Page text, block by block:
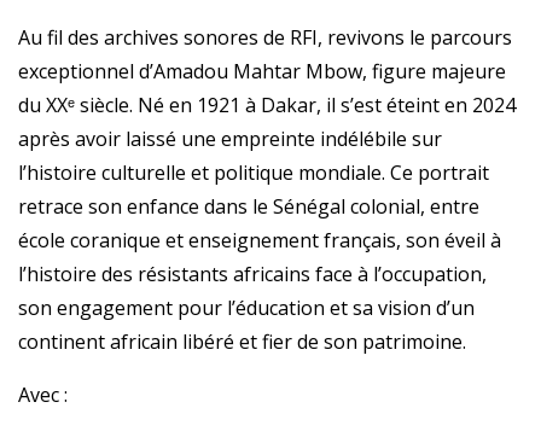
Au fil des archives sonores de RFI, revivons le parcours
exceptionnel d’Amadou Mahtar Mbow, figure majeure
du XXᵉ siècle. Né en 1921 à Dakar, il s’est éteint en 2024
après avoir laissé une empreinte indélébile sur
l’histoire culturelle et politique mondiale. Ce portrait
retrace son enfance dans le Sénégal colonial, entre
école coranique et enseignement français, son éveil à
l’histoire des résistants africains face à l’occupation,
son engagement pour l’éducation et sa vision d’un
continent africain libéré et fier de son patrimoine.
Avec :